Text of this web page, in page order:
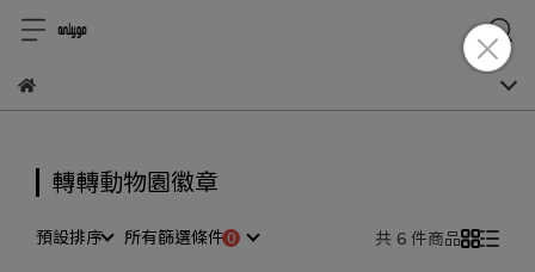
轉轉動物園徽章
預設排序 所有篩選條件 共 6 件商品